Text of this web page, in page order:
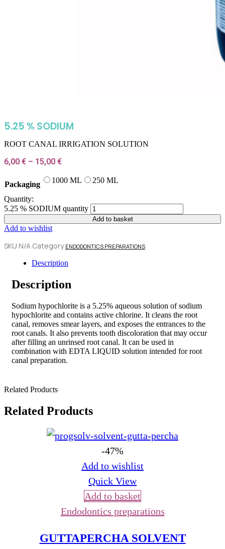
5.25 % SODIUM
ROOT CANAL IRRIGATION SOLUTION
6,00 € – 15,00 €
Packaging 1000 ML 250 ML
Quantity:
5.25 % SODIUM quantity
Add to basket
Add to wishlist
SKU N/A Category ENDODONTICS PREPARATIONS
Description
Description
Sodium hypochlorite is a 5.25% aqueous solution of sodium
hypochlorite and contains active chlorine. It cleans the root
canal, removes smear layers, and exposes the entrances to the
root canals. It also prevents tooth discoloration that may occur
after filling an unrinsed root canal. It can be used in
combination with EDTA LIQUID solution intended for root
canal preparation.
Related Products
Related Products
-47%
Add to wishlist
Quick View
Add to basket
Endodontics preparations
GUTTAPERCHA SOLVENT